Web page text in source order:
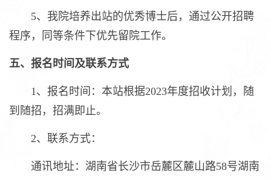
5、我院培养出站的优秀博士后，通过公开招聘
程序，同等条件下优先留院工作。
五、报名时间及联系方式
1、报名时间：本站根据2023年度招收计划，随
到随招，招满即止。
2、联系方式：
通讯地址：湖南省长沙市岳麓区麓山路58号湖南